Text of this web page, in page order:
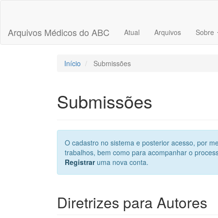
principal
Barra
Arquivos Médicos do ABC Atual Arquivos Sobre
Início Submissões
Submissões
O cadastro no sistema e posterior acesso, por
trabalhos, bem como para acompanhar o
Registraruma nova conta.
Diretrizes para Autores